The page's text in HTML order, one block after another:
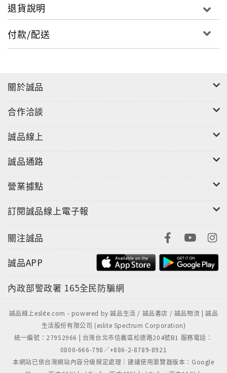
貝，也能記住英文單字；電玩、漫畫、電視全部OK，課
友」與「讓孩子擅長學習」的好方法讓孩子學會學
習！！只有父母能教給孩子一生受用的「競爭力、創造
和自己的競爭也要贏；讓自己的孩子變成多啦A夢……。
打破父母教養迷思與焦慮。為什麼孩子喜歡打電玩勝於
讀書？為什麼父母不知道要和孩子聊什麼？為什麼在你
們家這樣做不可能？要一直幫孩子看功課嗎？讀書不需
要書房？只有父母能教給孩子的事？沒有錢、沒有時間
單」？
要贊成孩子說別人在學我也想學的想法？親子關係不
麼可以是運動白癡，但不可以討厭運動？孩子討厭唸
的生物？只要能讓讀書變成一種習慣，就應該不擇手
退貨說明
付款/配送
關於誠品
合作洽談
誠品線上
誠品通路
營業據點
訂閱誠品線上電子報
關注誠品
誠品APP
內政部警政署 165全民防騙網
誠品線上eslite.com - powered by 誠品生活 / 誠品書店 / 誠品物流 | 誠品
生活股份有限公司 (eslite Spectrum Corporation)
統一編號：27952966 | 台灣台北市信義區松德路204號B1 服務電話：
0800-666-798／+886-2-8789-8921
本網站已依台灣網站內容分級規定處理｜建議使用瀏覽器版本：Google